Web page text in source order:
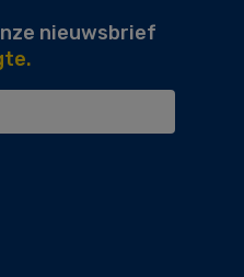
nieuwsbrief